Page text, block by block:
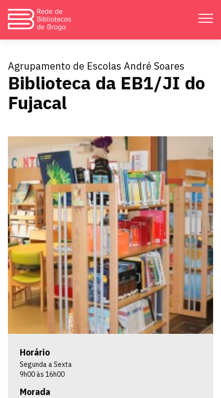
Atividades
Divulgação
Catálogos
Contactos
Agrupamento de Escolas André Soares
Biblioteca da EB1/JI do
Fujacal
Horário
Segunda a Sexta
9h00 às 16h00
Morada